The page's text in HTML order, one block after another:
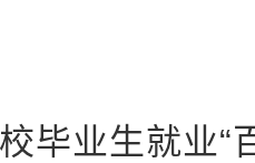
毕业生就业“